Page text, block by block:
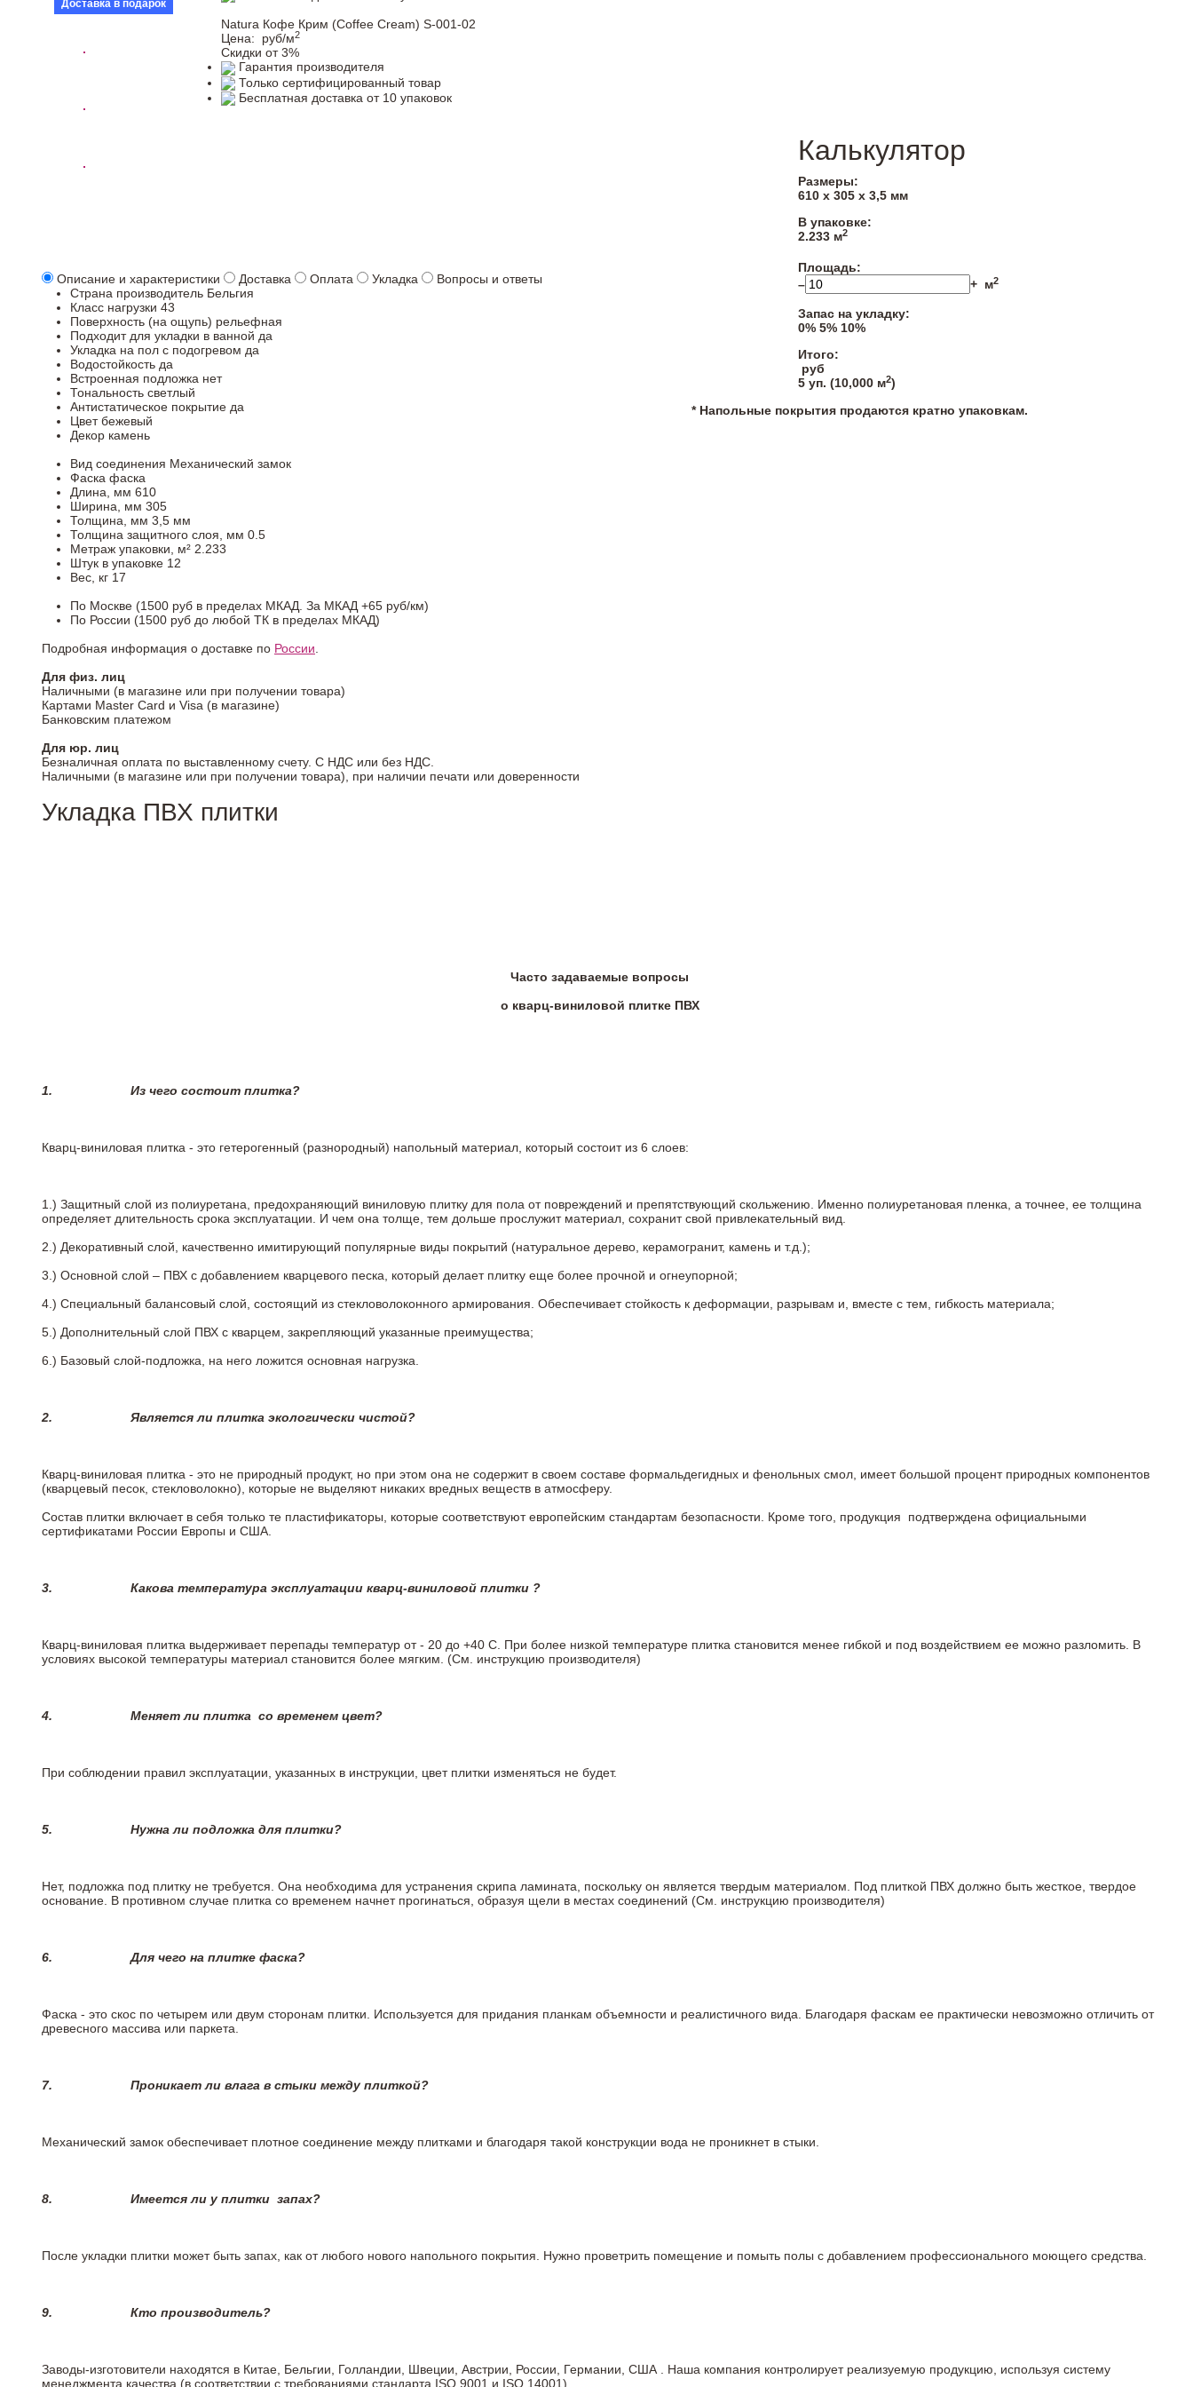
Доставка в подарок
Natura Кофе Крим (Coffee Cream) S-001-02
Цена:
руб/м2
Скидки от 3%
Гарантия производителя
Только сертифицированный товар
Бесплатная доставка от 10 упаковок
Калькулятор
Размеры:
610 х 305 х 3,5 мм
В упаковке:
2.233 м2
Площадь:
–
+ м2
Запас на укладку:
0% 5% 10%
Итого:
руб
5 уп. (10,000 м2)
* Напольные покрытия продаются кратно упаковкам.
Описание и характеристики Доставка Оплата Укладка
Вопросы и ответы
Страна производитель Бельгия
Класс нагрузки 43
Поверхность (на ощупь) рельефная
Подходит для укладки в ванной да
Укладка на пол c подогревом да
Водостойкость да
Встроенная подложка нет
Тональность светлый
Антистатическое покрытие да
Цвет бежевый
Декор камень
Вид соединения Механический замок
Фаска фаска
Длина, мм 610
Ширина, мм 305
Толщина, мм 3,5 мм
Толщина защитного слоя, мм 0.5
Метраж упаковки, м² 2.233
Штук в упаковке 12
Вес, кг 17
По Москве (1500 руб в пределах МКАД. За МКАД +65 руб/км)
По России (1500 руб до любой ТК в пределах МКАД)
Подробная информация о доставке по России
Для физ. лиц
Наличными (в магазине или при получении товара)
Картами Master Card и Visa (в магазине)
Банковским платежом
Для юр. лиц
Безналичная оплата по выставленному счету. С НДС или без НДС.
Наличными (в магазине или при получении товара), при наличии печати или доверенности
Укладка ПВХ плитки
Часто задаваемые вопросы
о кварц-виниловой плитке ПВХ
1. Из чего состоит плитка?
Кварц-виниловая плитка - это гетерогенный (разнородный) напольный материал, который состоит из 6 слоев:
1.) Защитный слой из полиуретана, предохраняющий виниловую плитку для пола от повреждений и препятствующий скольжению. Именно полиуретановая пленка, а точнее, ее толщина
определяет длительность срока эксплуатации. И чем она толще, тем дольше прослужит материал, сохранит свой привлекательный вид.
2.) Декоративный слой, качественно имитирующий популярные виды покрытий (натуральное дерево, керамогранит, камень и т.д.);
3.) Основной слой – ПВХ с добавлением кварцевого песка, который делает плитку еще более прочной и огнеупорной;
4.) Специальный балансовый слой, состоящий из стекловолоконного армирования. Обеспечивает стойкость к деформации, разрывам и, вместе с тем, гибкость материала;
5.) Дополнительный слой ПВХ с кварцем, закрепляющий указанные преимущества;
6.) Базовый слой-подложка, на него ложится основная нагрузка.
2. Является ли плитка экологически чистой?
Кварц-виниловая плитка - это не природный продукт, но при этом она не содержит в своем составе формальдегидных и фенольных смол, имеет большой процент природных компонентов
(кварцевый песок, стекловолокно), которые не выделяют никаких вредных веществ в атмосферу.
Состав плитки включает в себя только те пластификаторы, которые соответствуют европейским стандартам безопасности. Кроме того, продукция подтверждена официальными
сертификатами России Европы и США.
3. Какова температура эксплуатации кварц-виниловой плитки ?
Кварц-виниловая плитка выдерживает перепады температур от - 20 до +40 С. При более низкой температуре плитка становится менее гибкой и под воздействием ее можно разломить. В
условиях высокой температуры материал становится более мягким. (См. инструкцию производителя)
4. Меняет ли плитка со временем цвет?
При соблюдении правил эксплуатации, указанных в инструкции, цвет плитки изменяться не будет.
5. Нужна ли подложка для плитки?
Нет, подложка под плитку не требуется. Она необходима для устранения скрипа ламината, поскольку он является твердым материалом. Под плиткой ПВХ должно быть жесткое, твердое
основание. В противном случае плитка со временем начнет прогинаться, образуя щели в местах соединений (См. инструкцию производителя)
6.Для чего на плитке фаска?
Фаска - это скос по четырем или двум сторонам плитки. Используется для придания планкам объемности и реалистичного вида. Благодаря фаскам ее практически невозможно отличить от
древесного массива или паркета.
7. Проникает ли влага в стыки между плиткой?
Механический замок обеспечивает плотное соединение между плитками и благодаря такой конструкции вода не проникнет в стыки.
8. Имеется ли у плитки запах?
После укладки плитки может быть запах, как от любого нового напольного покрытия. Нужно проветрить помещение и помыть полы с добавлением профессионального моющего средства.
9. Кто производитель?
Заводы-изготовители находятся в Китае, Бельгии, Голландии, Швеции, Австрии, России, Германии, США . Наша компания контролирует реализуемую продукцию, используя систему
менеджмента качества (в соответствии с требованиями стандарта ISO 9001 и ISO 14001).